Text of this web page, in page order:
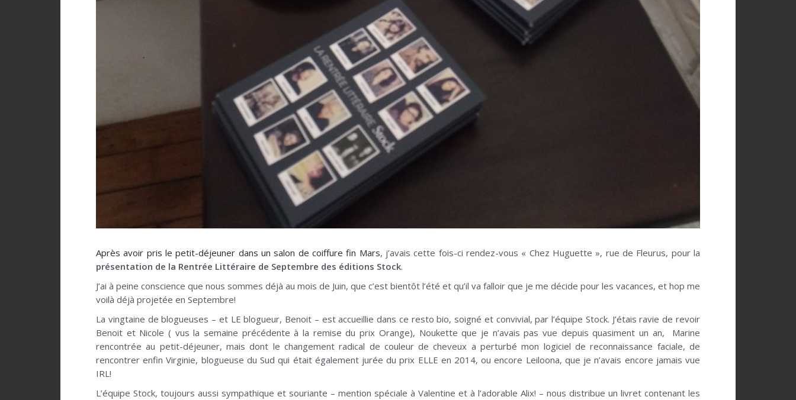
Après avoir pris le petit-déjeuner dans un salon de coiffure fin Mars, j’avais cette fois-ci rendez-vous « Chez Huguette », rue de Fleurus, pour la
présentation de la Rentrée Littéraire de Septembre des éditions Stock.
J’ai à peine conscience que nous sommes déjà au mois de Juin, que c’est bientôt l’été et qu’il va falloir que je me décide pour les vacances, et hop me
voilà déjà projetée en Septembre!
La vingtaine de blogueuses – et LE blogueur, Benoit – est accueillie dans ce resto bio, soigné et convivial, par l’équipe Stock. J’étais ravie de revoir
Benoit et Nicole ( vus la semaine précédente à la remise du prix Orange), Noukette que je n’avais pas vue depuis quasiment un an, Marine
rencontrée au petit-déjeuner, mais dont le changement radical de couleur de cheveux a perturbé mon logiciel de reconnaissance faciale, de
rencontrer enfin Virginie, blogueuse du Sud qui était également jurée du prix ELLE en 2014, ou encore Leiloona, que je n’avais encore jamais vue
IRL!
L’équipe Stock, toujours aussi sympathique et souriante – mention spéciale à Valentine et à l’adorable Alix! – nous distribue un livret contenant les